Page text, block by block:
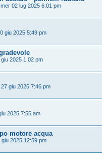
mer 02 lug 2025 6:01 pm
giu 2025 5:49 pm
2025 1:02 pm
giu 2025 7:46 pm
2025 7:55 am
motore acqua
giu 2025 12:59 pm